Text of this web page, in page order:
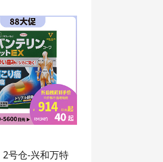
2号仓-兴和万特